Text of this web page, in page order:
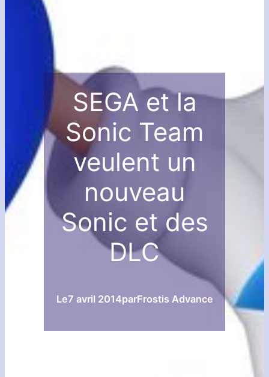
SEGA et la
Sonic Team
veulent un
nouveau
Sonic et des
DLC
Le7 avril 2014parFrostis Advance